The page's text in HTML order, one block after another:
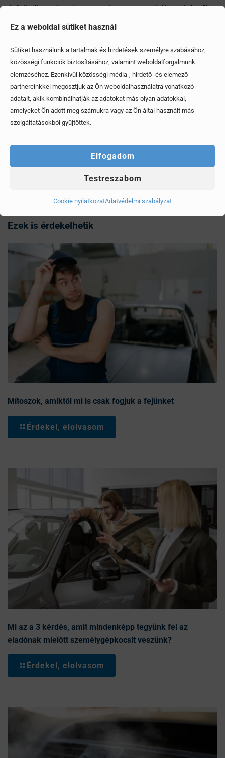
Ez a weboldal sütiket használ
Sütiket használunk a tartalmak és hirdetések személyre szabásához,
közösségi funkciók biztosításához, valamint weboldalforgalmunk
elemzéséhez. Ezenkívül közösségi média-, hirdető- és elemező
partnereinkkel megosztjuk az Ön weboldalhasználatra vonatkozó
adatait, akik kombinálhatják az adatokat más olyan adatokkal,
amelyeket Ön adott meg számukra vagy az Ön által használt más
szolgáltatásokból gyűjtöttek.
Elfogadom
Testreszabom
Cookie nyilatkozatAdatvédelmi szabályzat
lefulladhat a kocsi: ez a rendszer a motorból a szívócsőbe
érkező gázok szabályozásáért felel. Ha a szelep elromlik,
állni a kocsi.
Eltömődik, szivárog az EGR szelep
Végül, de nem utolsósorban az EGR szelep állapotát is
érdemes megnézni, ha egyszer csak leáll a kocsid. Ennek
telerakódásakor hamarabb lefulladhat a kocsi.
nagyon lassan fog gyorsulni az autó.
Ezek is érdekelhetik
Mítoszok, amiktől mi is csak fogjuk a fejünket
Érdekel, elolvasom
Mi az a 3 kérdés, amit mindenképp tegyünk fel az
eladónak mielőtt személygépkocsit veszünk?
Érdekel, elolvasom